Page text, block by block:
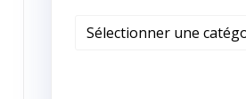
Retrouvez